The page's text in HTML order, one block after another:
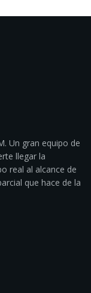
Un gran equipo de
llegar la
real al alcance de
que hace de la